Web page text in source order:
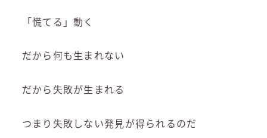
「慌てる」動く
だから何も生まれない
だから失敗が生まれる
つまり失敗しない発見が得られるのだ